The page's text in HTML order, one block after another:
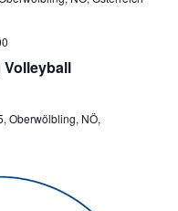
Oberwölbling, NÖ,